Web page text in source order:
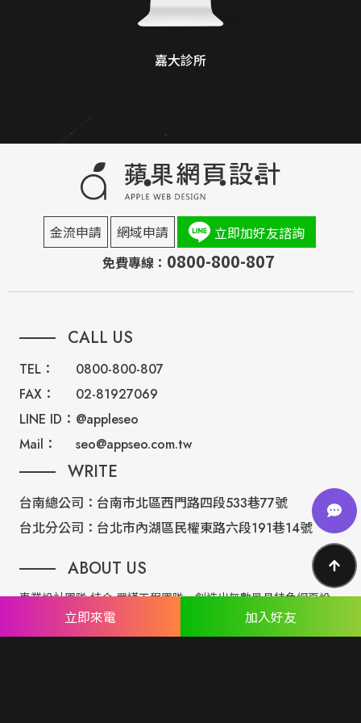
嘉大診所
金流申請 網域申請
立即加好友諮詢
免費專線： 0800-800-807
CALL US
TEL：
0800-800-807
FAX：
02-81927069
LINE ID： @appleseo
Mail：
seo@appseo.com.tw
WRITE
台南總公司： 台南市北區西門路四段533巷77號
台北分公司： 台北市內湖區民權東路六段191巷14號
ABOUT US
專業設計團隊 結合 嚴謹工程團隊，創造出無數最具特色網頁設
計，不管是時尚美感或是網站最新特效技術，我們仍不斷學習推
出最創新的網頁設計。
立即來電 加入好友